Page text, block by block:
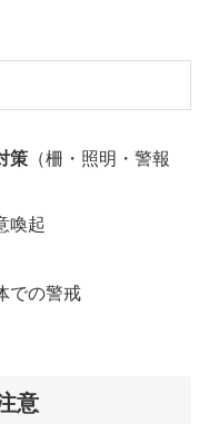
策 （柵・照明・警報
喚起
での警戒
意